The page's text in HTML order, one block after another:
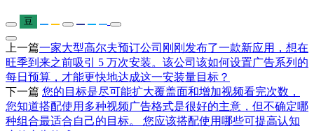
豆
上一篇一家大型高尔夫预订公司刚刚发布了一款新应用，想在
旺季到来之前吸引 5 万次安装。该公司该如何设置广告系列的
每日预算，才能更快地达成这一安装量目标？
下一篇 您的目标是尽可能扩大覆盖面和增加视频看完次数，
您知道搭配使用多种视频广告格式是很好的主意，但不确定哪
种组合最适合自己的目标。 您应该搭配使用哪些可提高认知